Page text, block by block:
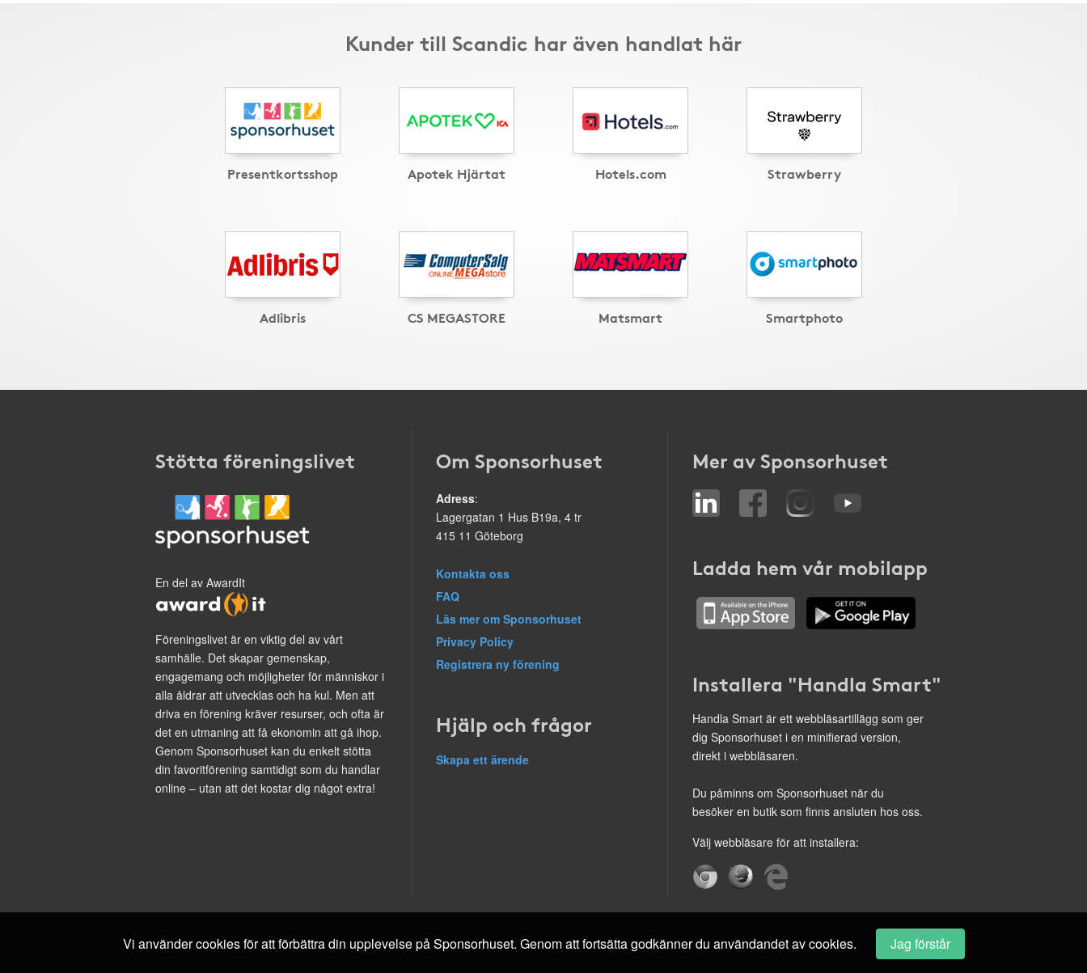
Kunder till Scandic har även handlat här
Presentkortsshop Apotek Hjärtat Hotels.com Strawberry
Adlibris CS MEGASTORE Matsmart Smartphoto
Stötta föreningslivet
En del av AwardIt
Föreningslivet är en viktig del av vårt
samhälle. Det skapar gemenskap,
engagemang och möjligheter för människor i
alla åldrar att utvecklas och ha kul. Men att
driva en förening kräver resurser, och ofta är
det en utmaning att få ekonomin att gå ihop.
Genom Sponsorhuset kan du enkelt stötta
din favoritförening samtidigt som du handlar
online – utan att det kostar dig något extra!
Om Sponsorhuset
Adress:
Lagergatan 1 Hus B19a, 4 tr
415 11 Göteborg
Kontakta oss
FAQ
Läs mer om Sponsorhuset
Privacy Policy
Registrera ny förening
Hjälp och frågor
Skapa ett ärende
Mer av Sponsorhuset
Ladda hem vår mobilapp
Installera "Handla Smart"
Handla Smart är ett webbläsartillägg som ger
dig Sponsorhuset i en minifierad version,
direkt i webbläsaren.
Du påminns om Sponsorhuset när du
besöker en butik som finns ansluten hos oss.
Välj webbläsare för att installera:
Vi använder cookies för att förbättra din upplevelse på Sponsorhuset. Genom att fortsätta godkänner du användandet av cookies. Jag förstår